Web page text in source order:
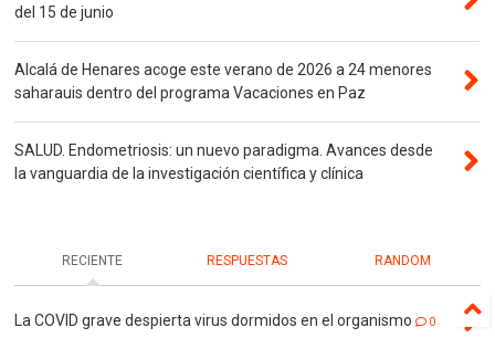
del 15 de junio
Alcalá de Henares acoge este verano de 2026 a 24 menores
saharauis dentro del programa Vacaciones en Paz
SALUD. Endometriosis: un nuevo paradigma. Avances desde
la vanguardia de la investigación científica y clínica
RECIENTE RESPUESTAS RANDOM
La COVID grave despierta virus dormidos en el organismo 0